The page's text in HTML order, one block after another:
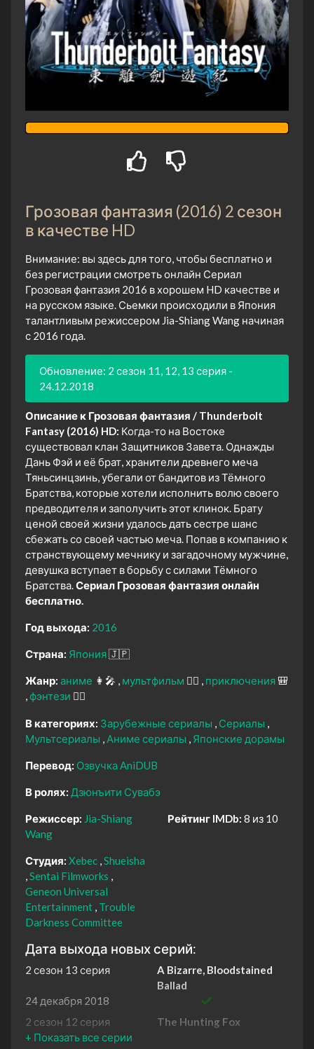
Грозовая фантазия (2016) 2 сезон
в качестве HD
Внимание: вы здесь для того, чтобы бесплатно и
без регистрации смотреть онлайн Сериал
Грозовая фантазия 2016 в хорошем HD качестве и
на русском языке. Сьемки происходили в Япония
талантливым режиссером Jia-Shiang Wang начиная
с 2016 года.
Обновление: 2 сезон 11, 12, 13 серия -
24.12.2018
Описание к Грозовая фантазия / Thunderbolt
Fantasy (2016) HD: Когда-то на Востоке
существовал клан Защитников Завета. Однажды
Дань Фэй и её брат, хранители древнего меча
Тяньсинцзинь, убегали от бандитов из Тёмного
Братства, которые хотели исполнить волю своего
предводителя и заполучить этот клинок. Брату
ценой своей жизни удалось дать сестре шанс
сбежать со своей частью меча. Попав в компанию к
странствующему мечнику и загадочному мужчине,
девушка вступает в борьбу с силами Тёмного
Братства.Сериал Грозовая фантазия онлайн
бесплатно.
Год выхода: 2016
Страна: Япония🇯🇵
Жанр: аниме 👩‍🎤 мультфильм 🧚‍♀️ приключения 🎒
фэнтези 🧝‍♂️
В категориях: Зарубежные сериалы
Сериалы
Мультсериалы
Аниме сериалы Японские дорамы
Перевод: Озвучка AniDUB
В ролях: Дзюнъити Сувабэ
Режиссер: Jia-Shiang
Wang
Студия: Xebec Shueisha
Sentai Filmworks
Geneon Universal
Entertainment Trouble
Darkness Committee
Рейтинг IMDb: 8 из 10
Дата выхода новых серий:
2 сезон 13 серия
A Bizarre, Bloodstained
Ballad
24 декабря 2018
2 сезон 12 серия
The Hunting Fox
17 декабря 2018